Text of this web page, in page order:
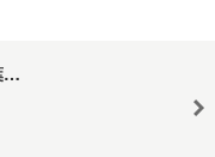
…